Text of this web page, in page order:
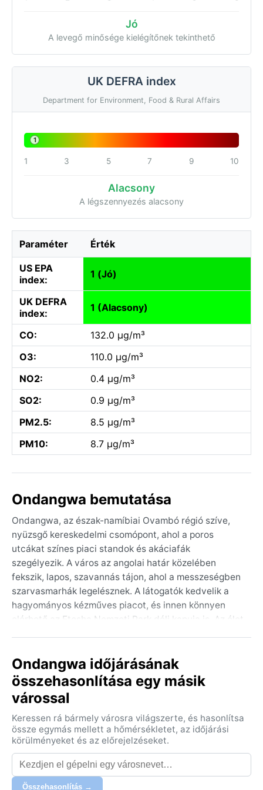
Jó
A levegő minősége kielégítőnek tekinthető
UK DEFRA index
Department for Environment, Food & Rural Affairs
1
1 3 5 7 9 10
Alacsony
A légszennyezés alacsony
Paraméter Érték
US EPA
index:
1 (Jó)
UK DEFRA
index:
1 (Alacsony)
CO:
132.0 µg/m³
O3:
110.0 µg/m³
NO2:
0.4 µg/m³
SO2:
0.9 µg/m³
PM2.5:
8.5 µg/m³
PM10:
8.7 µg/m³
Ondangwa bemutatása
Ondangwa, az észak-namíbiai Ovambó régió szíve,
nyüzsgő kereskedelmi csomópont, ahol a poros
utcákat színes piaci standok és akáciafák
szegélyezik. A város az angolai határ közelében
fekszik, lapos, szavannás tájon, ahol a messzeségben
szarvasmarhák legelésznek. A látogatók kedvelik a
hagyományos kézműves piacot, és innen könnyen
elérhető az Etosha Nemzeti Park déli kapuja is. Az élet
perzselő nap alatt.
Éghajlata a hot semi-arid (BSh) kategóriába tartozik:
hosszú, forró nyarak és rövid, enyhe telek jellemzik.
35 °C fölé kúszik, és ekkor hullik a kevés csapadék is –
az éves 400–500 mm essőzés nagy része néhány
heves zivatar formájában érkezik. A páratartalom
ilyenkor emelkedik, de még így is száraz a levegő.
Májustól szeptemberig a nappalok kellemesen
Ondangwa időjárásának
összehasonlítása egy másik
várossal
Keressen rá bármely városra világszerte, és hasonlítsa
össze egymás mellett a hőmérsékletet, az időjárási
körülményeket és az előrejelzéseket.
Összehasonlítás →